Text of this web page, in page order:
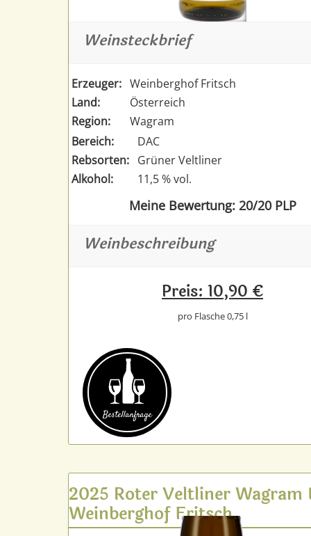
Weinsteckbrief
Erzeuger: Weinberghof Fritsch
Land:
Österreich
Region:
Wagram
Bereich:
DAC
Rebsorten: Grüner Veltliner
Alkohol:
11,5 % vol.
Meine Bewertung: 20/20 PLP
Weinbeschreibung
Preis: 10,90 €
pro Flasche 0,75 l
Bestell­anfrage
2025 Roter Veltliner Wagram
Weinberghof Fritsch